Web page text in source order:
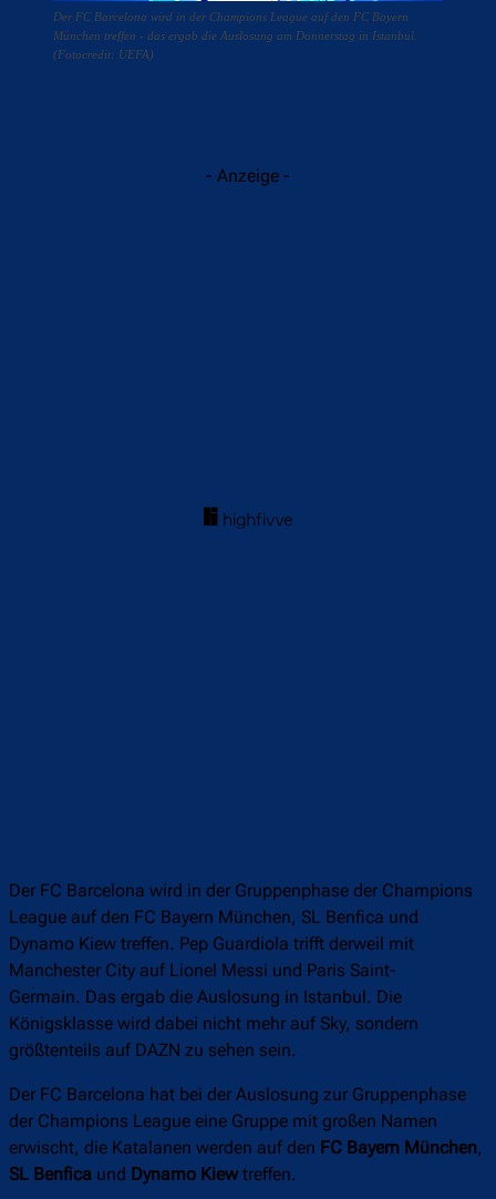
Der FC Barcelona wird in der Champions League auf den FC Bayern
München treffen - das ergab die Auslosung am Donnerstag in Istanbul.
(Fotocredit: UEFA)
- Anzeige -
Der FC Barcelona wird in der Gruppenphase der Champions
League auf den FC Bayern München, SL Benfica und
Dynamo Kiew treffen. Pep Guardiola trifft derweil mit
Manchester City auf Lionel Messi und Paris Saint-
Germain. Das ergab die Auslosung in Istanbul. Die
Königsklasse wird dabei nicht mehr auf Sky, sondern
größtenteils auf DAZN zu sehen sein.
Der FC Barcelona hat bei der Auslosung zur Gruppenphase
der Champions League eine Gruppe mit großen Namen
erwischt, die Katalanen werden auf den FC Bayern München,
SL Benfica und Dynamo Kiewtreffen.